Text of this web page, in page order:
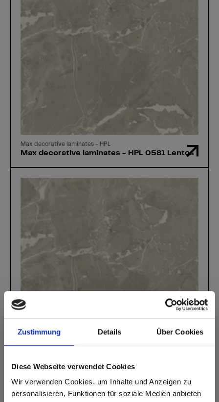
Zustimmung Details Über Cookies
Diese Webseite verwendet Cookies
Wir verwenden Cookies, um Inhalte und Anzeigen zu
personalisieren, Funktionen für soziale Medien anbieten
Max decorative laminates - HPL
Max decorative laminates - HPL 0581 Lentos
0581 Lentos